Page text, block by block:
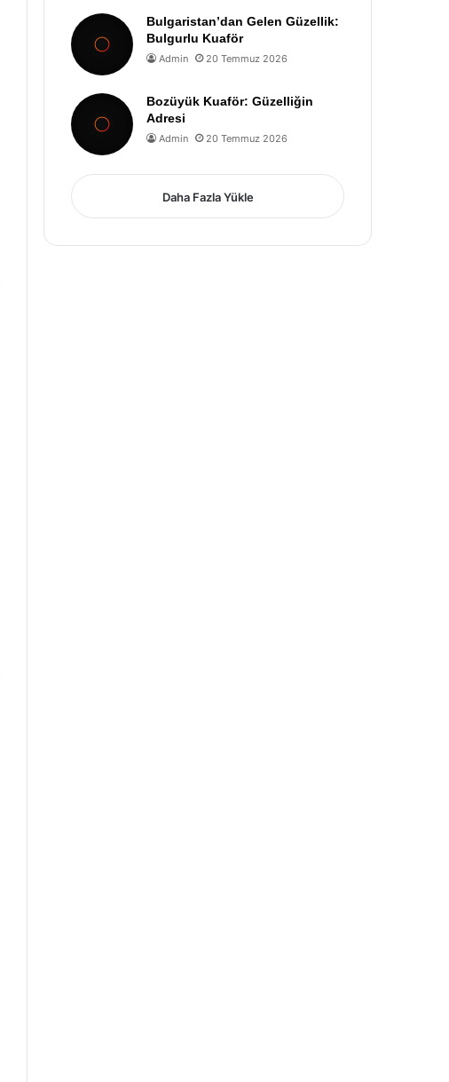
Bulgaristan’dan Gelen Güzellik:
Bulgurlu Kuaför
Admin 20 Temmuz 2026
Bozüyük Kuaför: Güzelliğin
Adresi
Admin 20 Temmuz 2026
Daha Fazla Yükle